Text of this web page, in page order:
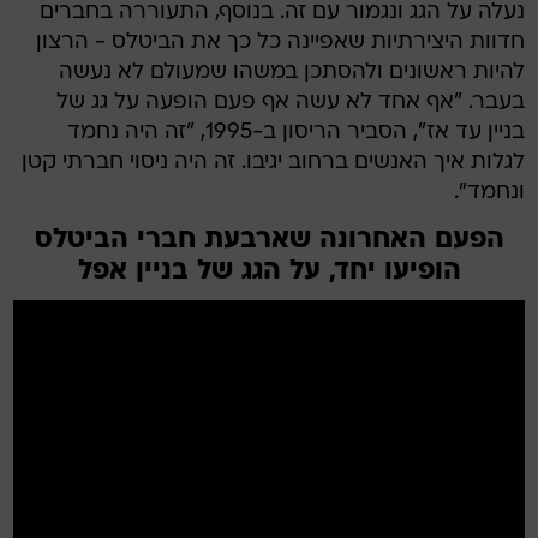
נעלה על הגג ונגמור עם זה. בנוסף, התעוררה בחברים
חדוות היצירתיות שאפיינה כל כך את הביטלס - הרצון
להיות ראשונים ולהסתכן במשהו שמעולם לא נעשה
בעבר. "אף אחד לא עשה אף פעם הופעה על גג של
בניין עד אז", הסביר הריסון ב-1995, "זה היה נחמד
לגלות איך האנשים ברחוב יגיבו. זה היה ניסוי חברתי קטן
ונחמד".
הפעם האחרונה שארבעת חברי הביטלס
הופיעו יחד, על הגג של בניין אפל